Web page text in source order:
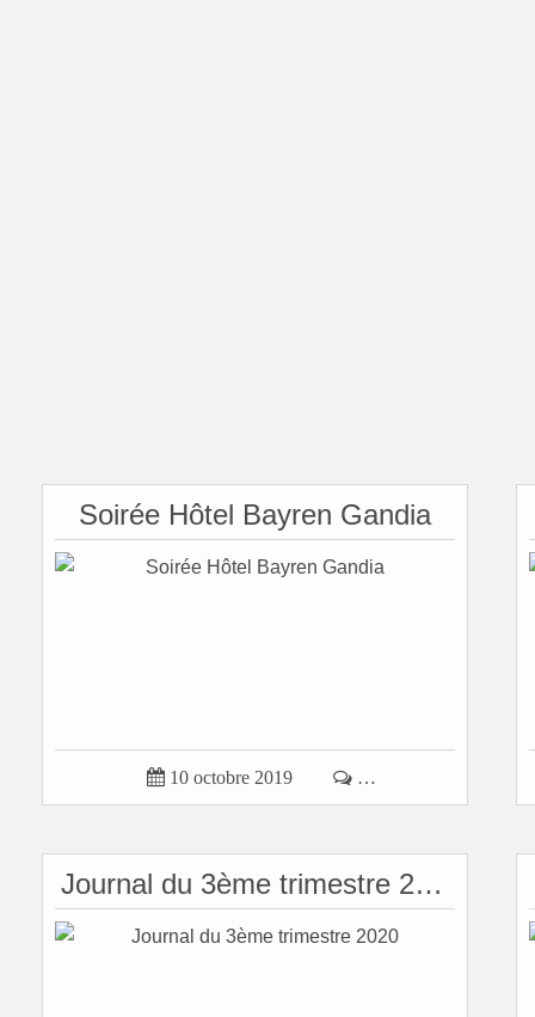
Soirée Hôtel Bayren Gandia
 10 octobre 2019  …
Journal du 3ème trimestre 2020